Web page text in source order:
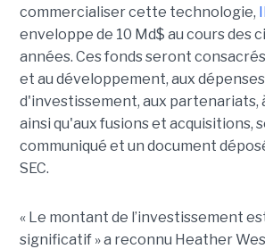
commercialiser cette technologie,
enveloppe de 10 Md$ au cours des
années. Ces fonds seront
et au développement, aux dépenses
d'investissement, aux partenariats,
ainsi qu'aux fusions et acquisitions,
communiqué et un document
SEC.
« Le montant de l’investissement
significatif » a reconnu Heather